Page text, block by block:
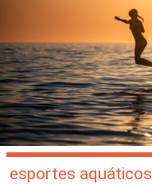
esportes aquáticos